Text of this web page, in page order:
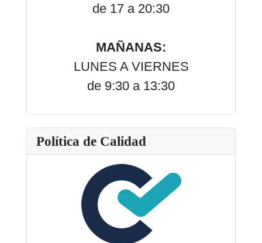
de 17 a 20:30
MAÑANAS:
LUNES A VIERNES
de 9:30 a 13:30
Política de Calidad